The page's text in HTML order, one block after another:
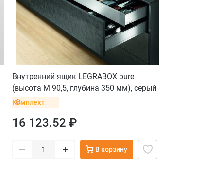
Внутренний ящик LEGRABOX pure
(высота M 90,5, глубина 350 мм), серый
орион
Комплект
16 123.52 ₽
– + В корзину